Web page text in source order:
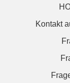
Kontakt